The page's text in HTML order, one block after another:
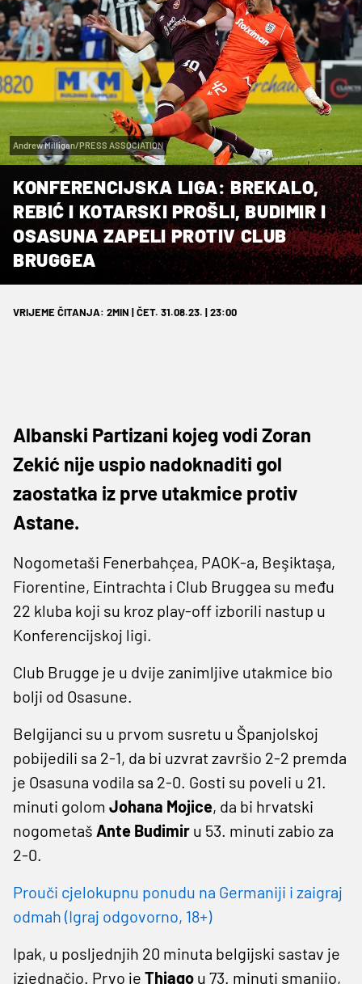
Andrew Milligan/PRESS ASSOCIATION
KONFERENCIJSKA LIGA: BREKALO,
REBIĆ I KOTARSKI PROŠLI, BUDIMIR I
OSASUNA ZAPELI PROTIV CLUB
BRUGGEA
VRIJEME ČITANJA: 2MIN | ČET. 31.08.23. | 23:00
Albanski Partizani kojeg vodi Zoran
Zekić nije uspio nadoknaditi gol
zaostatka iz prve utakmice protiv
Astane.
Nogometaši Fenerbahçea, PAOK-a, Beşiktaşa,
Fiorentine, Eintrachta i Club Bruggea su među
22 kluba koji su kroz play-off izborili nastup u
Konferencijskoj ligi.
Club Brugge je u dvije zanimljive utakmice bio
bolji od Osasune.
Belgijanci su u prvom susretu u Španjolskoj
pobijedili sa 2-1, da bi uzvrat završio 2-2 premda
je Osasuna vodila sa 2-0. Gosti su poveli u 21.
minuti golom Johana Mojice, da bi hrvatski
nogometaš Ante Budimir u 53. minuti zabio za
2-0.
Prouči cjelokupnu ponudu na Germaniji i zaigraj
odmah (Igraj odgovorno, 18+)
Ipak, u posljednjih 20 minuta belgijski sastav je
izjednačio. Prvo je Thiago u 73. minuti smanjio,